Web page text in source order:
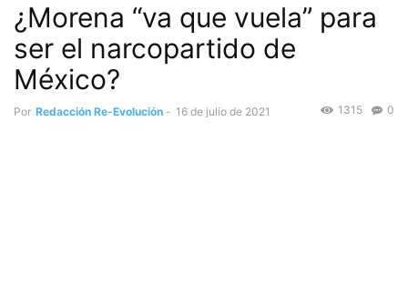
¿Morena “va que vuela” para
ser el narcopartido de
México?
Por Redacción Re-Evolución - 16 de julio de 2021 0
1315